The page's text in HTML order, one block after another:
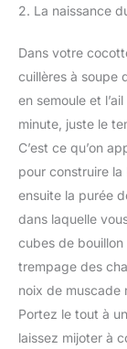
2. La naissance
Dans votre
cuillères à soupe
en semoule et
minute, juste le
C’est ce qu’on
pour construire
ensuite la purée
dans laquelle
cubes de bouillon
trempage des
noix de muscade
Portez le tout à
laissez mijoter à